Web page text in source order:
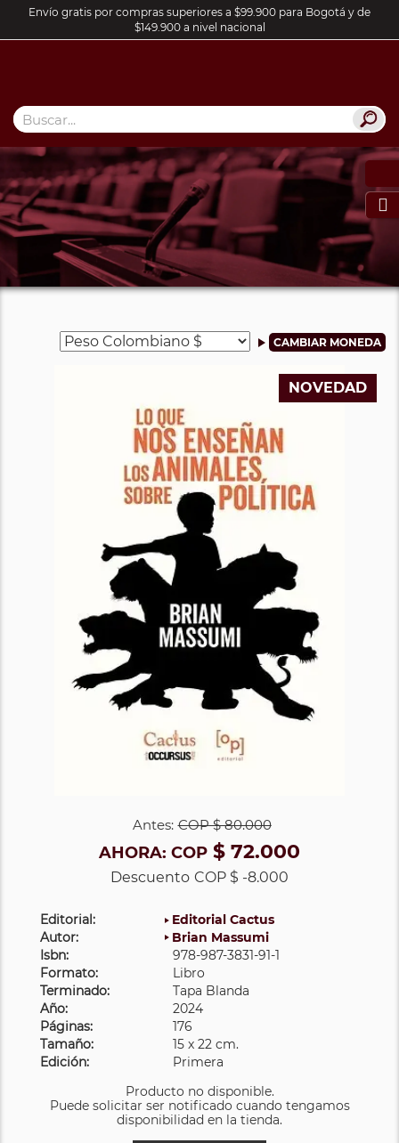
Envío gratis por compras superiores a $99.900 para Bogotá y de
$149.900 a nivel nacional

NOVEDAD
Antes: COP$ 80.000
AHORA: COP $ 72.000
Descuento COP $ -8.000
Editorial:
Editorial Cactus
Autor:
Brian Massumi
Isbn:
978-987-3831-91-1
Formato:
Libro
Terminado:
Tapa Blanda
Año:
2024
Páginas:
176
Tamaño:
15 x 22 cm.
Edición:
Primera
Producto no disponible.
Puede solicitar ser notificado cuando tengamos
disponibilidad en la tienda.